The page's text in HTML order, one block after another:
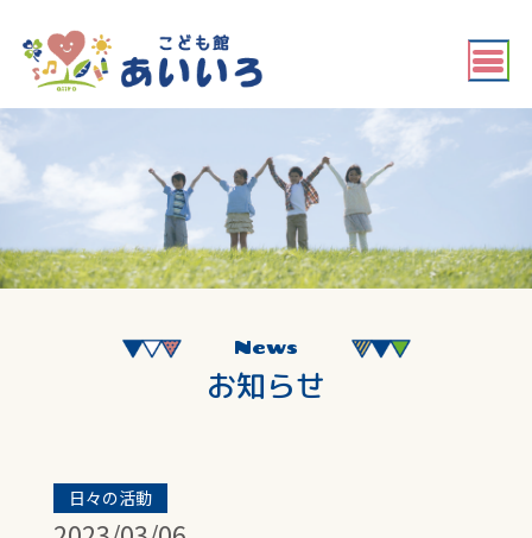
News
お知らせ
日々の活動